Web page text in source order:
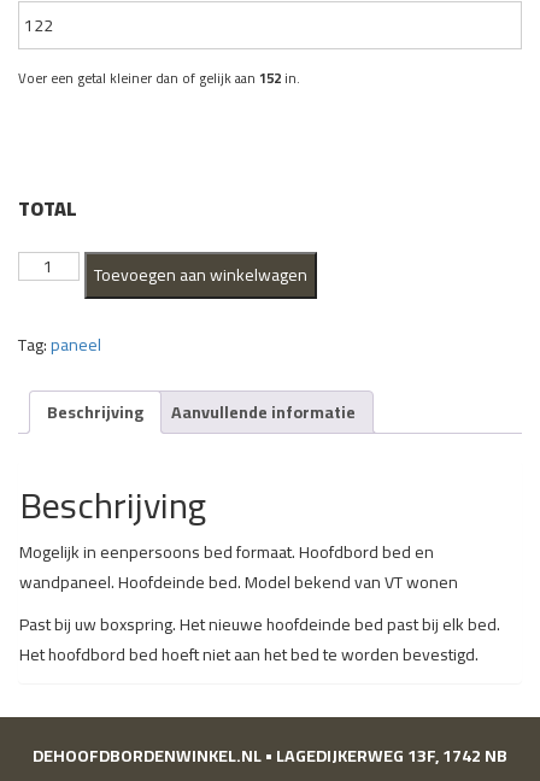
Voer een getal kleiner dan of gelijk aan 152in.
TOTAL
Alexandrië
aantal Toevoegen aan winkelwagen
Tag:paneel
Beschrijving Aanvullende informatie
Beschrijving
Mogelijk in eenpersoons bed formaat. Hoofdbord bed en
wandpaneel. Hoofdeinde bed. Model bekend van VT wonen
Past bij uw boxspring. Het nieuwe hoofdeinde bed past bij elk bed.
Het hoofdbord bed hoeft niet aan het bed te worden bevestigd.
DEHOOFDBORDENWINKEL.NL • LAGEDIJKERWEG 13F, 1742 NB